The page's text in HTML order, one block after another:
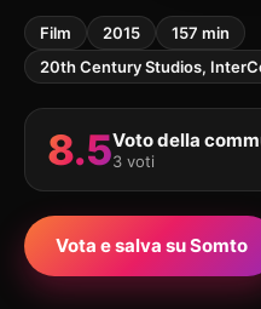
Film 2015
157 min
20th Century Studios,
8.5Voto della
3 voti
Vota e salva su Somto